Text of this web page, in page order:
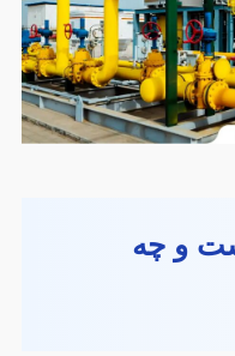
و چه